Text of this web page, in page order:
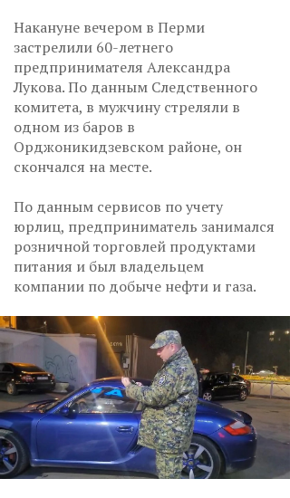
Накануне вечером в Перми
застрелили 60-летнего
предпринимателя Александра
Лукова. По данным Следственного
комитета, в мужчину стреляли в
одном из баров в
Орджоникидзевском районе, он
скончался на месте.
По данным сервисов по учету
юрлиц, предприниматель занимался
розничной торговлей продуктами
питания и был владельцем
компании по добыче нефти и газа.